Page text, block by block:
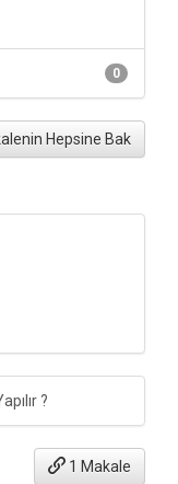
0
Hepsine Bak
?
1 Makale